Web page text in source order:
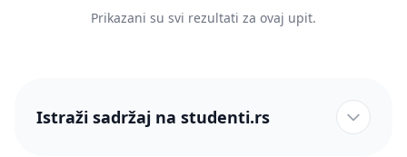
Prikazani su svi rezultati za ovaj upit.
Istraži sadržaj na studenti.rs